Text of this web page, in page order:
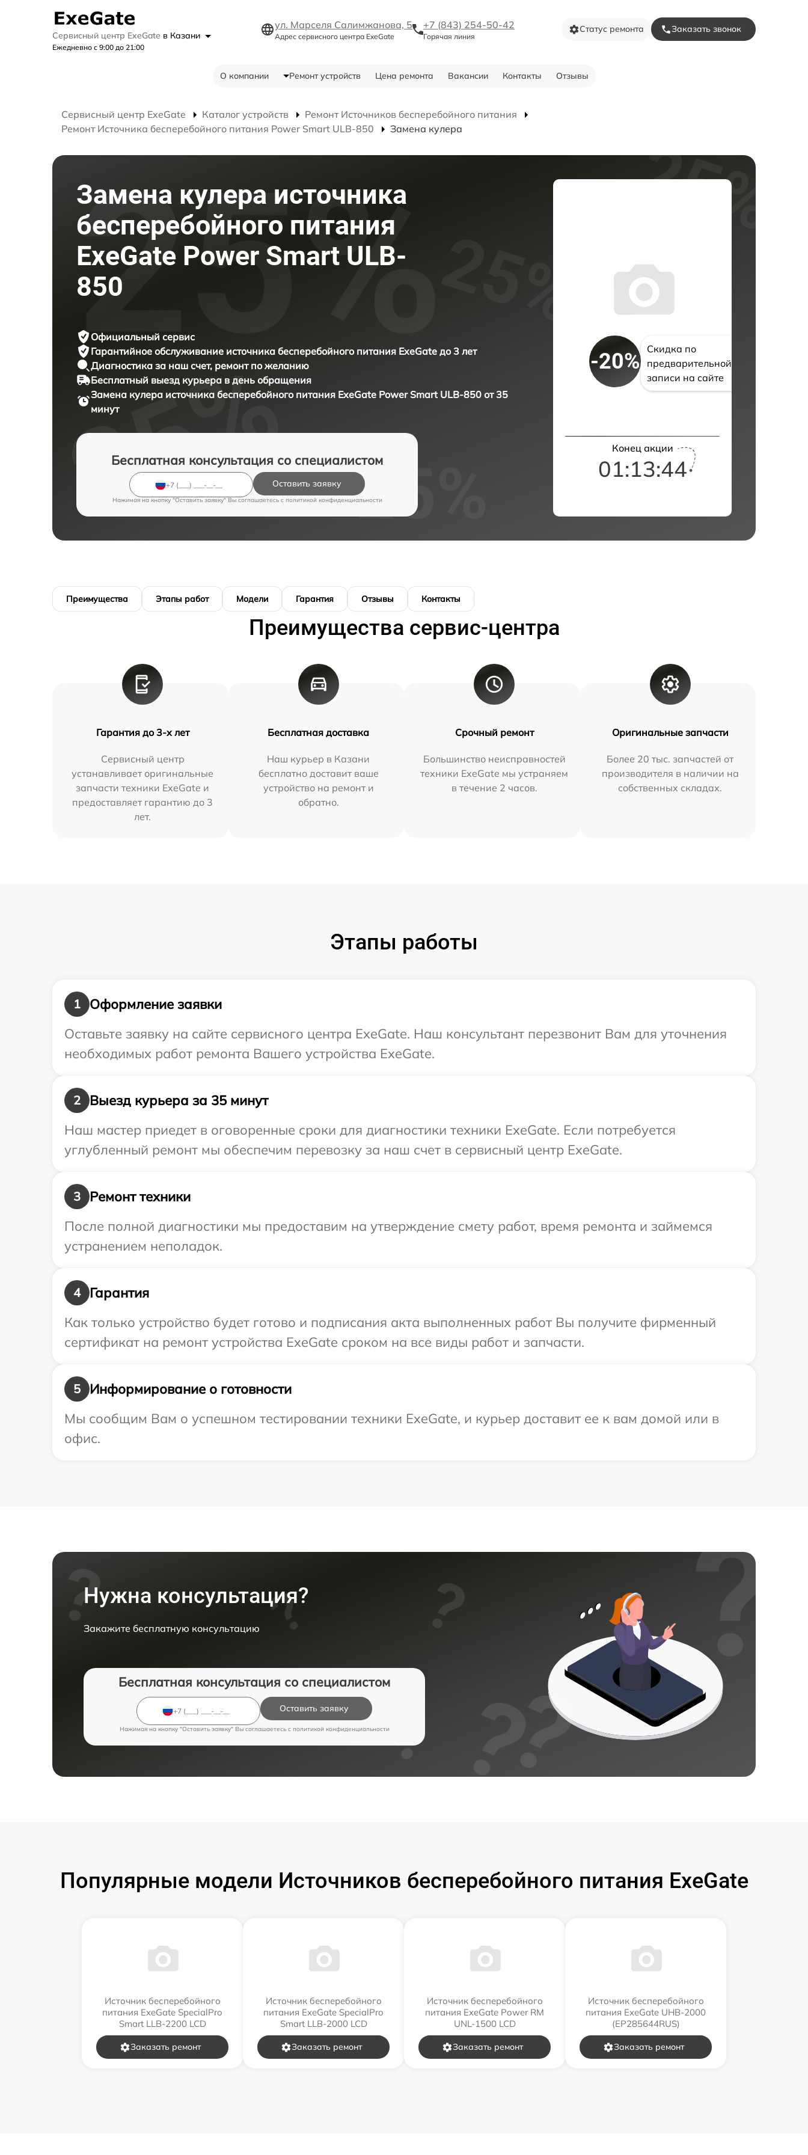
Сервисный центр ExeGate в Казани
Ежедневно с 9:00 до 21:00
ул. Марселя Салимжанова, 5
Адрес сервисного центра ExeGate
+7 (843) 254-50-42
Горячая линия
Статус ремонта Заказать звонок
О компании Ремонт устройств Цена ремонта Вакансии Контакты Отзывы
Сервисный центр ExeGate Каталог устройств
Ремонт Источников бесперебойного питания
Ремонт Источника бесперебойного питания Power Smart ULB-850
Замена кулера
Замена кулера источника
бесперебойного питания
ExeGate Power Smart ULB-
850
Официальный сервис
Гарантийное обслуживание источника бесперебойного питания ExeGate до 3 лет
Диагностика за наш счет, ремонт по желанию
Бесплатный выезд курьера в день обращения
Замена кулера источника бесперебойного питания ExeGate Power Smart ULB-850 от 35
минут
Бесплатная консультация со специалистом
Оставить заявку
Нажимая на кнопку "Оставить заявку" Вы соглашаетесь c политикой конфиденциальности
-20%
Скидка по
предварительной
записи на сайте
Конец акции
01:13:43
Преимущества Этапы работ Модели Гарантия Отзывы Контакты
Преимущества сервис-центра
Гарантия до 3-х лет
Сервисный центр
устанавливает оригинальные
запчасти техники ExeGate и
предоставляет гарантию до 3
лет.
Бесплатная доставка
Наш курьер в Казани
бесплатно доставит ваше
устройство на ремонт и
обратно.
Срочный ремонт
Большинство неисправностей
техники ExeGate мы устраняем
в течение 2 часов.
Оригинальные запчасти
Более 20 тыс. запчастей от
производителя в наличии на
собственных складах.
Этапы работы
1
Оформление заявки
Оставьте заявку на сайте сервисного центра ExeGate. Наш консультант перезвонит Вам для уточнения
необходимых работ ремонта Вашего устройства ExeGate.
2
Выезд курьера за 35 минут
Наш мастер приедет в оговоренные сроки для диагностики техники ExeGate. Если потребуется
углубленный ремонт мы обеспечим перевозку за наш счет в сервисный центр ExeGate.
3
Ремонт техники
После полной диагностики мы предоставим на утверждение смету работ, время ремонта и займемся
устранением неполадок.
4
Гарантия
Как только устройство будет готово и подписания акта выполненных работ Вы получите фирменный
сертификат на ремонт устройства ExeGate сроком на все виды работ и запчасти.
5
Информирование о готовности
Мы сообщим Вам о успешном тестировании техники ExeGate, и курьер доставит ее к вам домой или в
офис.
Нужна консультация?
Закажите бесплатную консультацию
Бесплатная консультация со специалистом
Оставить заявку
Нажимая на кнопку "Оставить заявку" Вы соглашаетесь c политикой конфиденциальности
Популярные модели Источников бесперебойного питания ExeGate
Источник бесперебойного
питания ExeGate SpecialPro
Smart LLB-2200 LCD
Заказать ремонт
Источник бесперебойного
питания ExeGate SpecialPro
Smart LLB-2000 LCD
Заказать ремонт
Источник бесперебойного
питания ExeGate Power RM
UNL-1500 LCD
Заказать ремонт
Источник бесперебойного
питания ExeGate UHB-2000
(EP285644RUS)
Заказать ремонт